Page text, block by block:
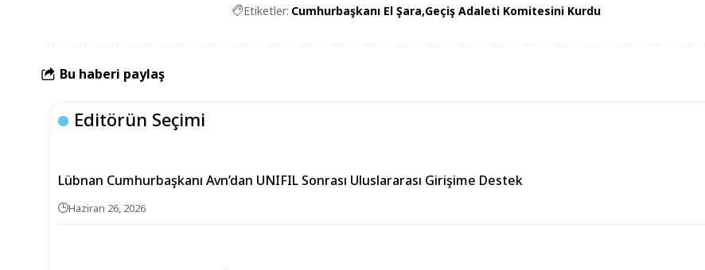
Etiketler: Cumhurbaşkanı El Şara Geçiş Adaleti Komitesini Kurdu
Bu haberi paylaş
Editörün Seçimi
Lübnan Cumhurbaşkanı Avn’dan UNIFIL Sonrası Uluslararası Girişime Destek
Haziran 26, 2026